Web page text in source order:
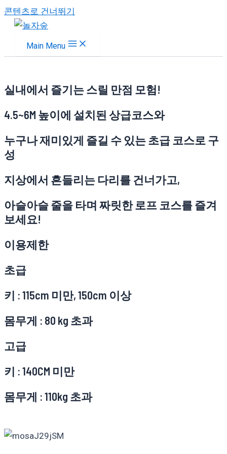
콘텐츠로 건너뛰기
Main Menu
실내에서 즐기는 스릴 만점 모험!
4.5~6M 높이에 설치된 상급코스와
누구나 재미있게 즐길 수 있는 초급 코스로 구
성
지상에서 흔들리는 다리를 건너가고,
아슬아슬 줄을 타며 짜릿한 로프 코스를 즐겨
보세요!
이용제한
초급
키 : 115cm 미만, 150cm 이상
몸무게 : 80 kg 초과
고급
키 : 140CM 미만
몸무게 : 110kg 초과